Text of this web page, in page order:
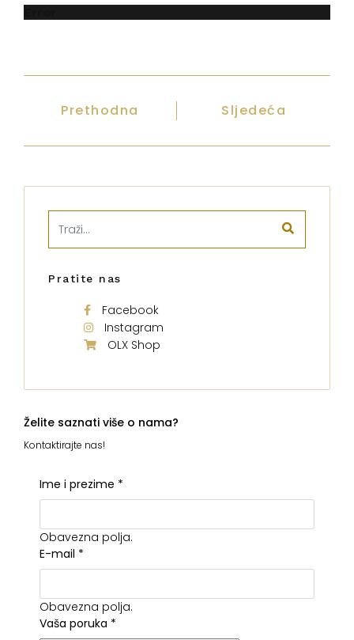
Prethodna Sljedeća
Pratite nas
Facebook
Instagram
OLX Shop
Želite saznati više o nama?
Kontaktirajte nas!
Ime i prezime *
Obavezna polja.
E-mail *
Obavezna polja.
Vaša poruka *